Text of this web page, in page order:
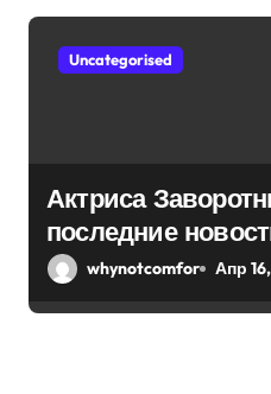
Uncategorised
Актриса
последние
2022, биография
whynotcomfor Апр